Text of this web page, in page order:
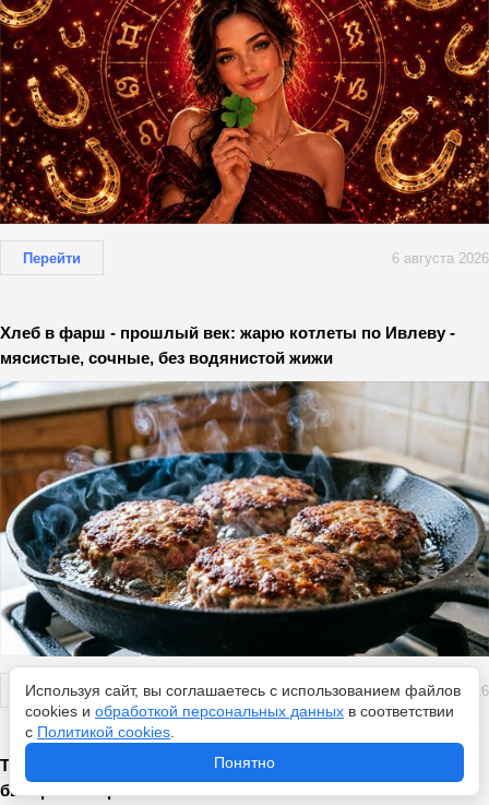
Перейти 6 августа 2026
Хлеб в фарш - прошлый век: жарю котлеты по Ивлеву -
мясистые, сочные, без водянистой жижи
Перейти 6 августа 2026
Томаты краснеют мгновенно: аптечная хитрость для
быстрого созревания – 30 капель
Используя сайт, вы соглашаетесь с использованием файлов
cookies и обработкой персональных данных в соответствии
с Политикой cookies
Понятно